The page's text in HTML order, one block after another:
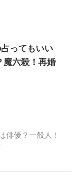
ってもいい
魔六殺！再婚
俳優？一般人！